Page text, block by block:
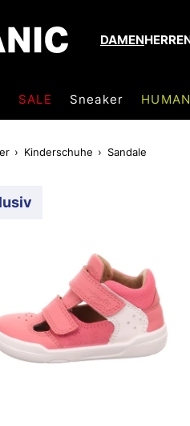
DAMEN
SALE Sneaker
Kinderschuhe Sandale